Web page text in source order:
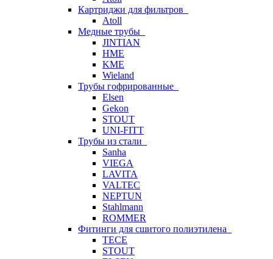
Картриджи для фильтров
Atoll
Медные трубы
JINTIAN
HME
KME
Wieland
Трубы гофрированные
Elsen
Gekon
STOUT
UNI-FITT
Трубы из стали
Sanha
VIEGA
LAVITA
VALTEC
NEPTUN
Stahlmann
ROMMER
Фитинги для сшитого полиэтилена
TECE
STOUT